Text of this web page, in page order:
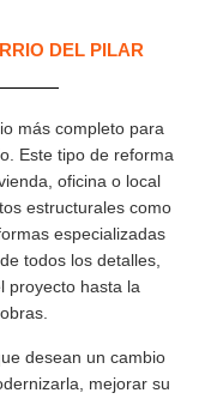
DEL PILAR
más completo para
Este tipo de reforma
oficina o local
estructurales como
especializadas
todos los detalles,
proyecto hasta la
desean un cambio
mejorar su